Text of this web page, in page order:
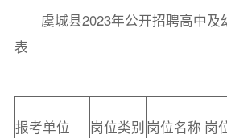
虞城县2023年公开招聘高中
表
报考单位 岗位类别岗位名称 岗